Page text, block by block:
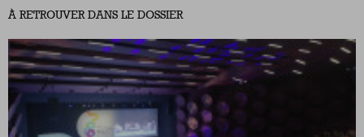
À RETROUVER DANS LE DOSSIER